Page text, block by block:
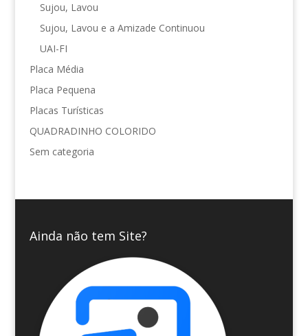
Sujou, Lavou
Sujou, Lavou e a Amizade Continuou
UAI-FI
Placa Média
Placa Pequena
Placas Turísticas
QUADRADINHO COLORIDO
Sem categoria
Ainda não tem Site?